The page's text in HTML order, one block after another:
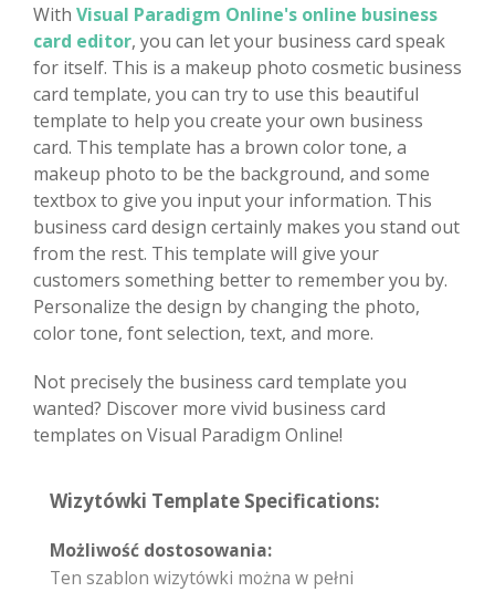
With Visual Paradigm Online's online business
card editor, you can let your business card speak
for itself. This is a makeup photo cosmetic business
card template, you can try to use this beautiful
template to help you create your own business
card. This template has a brown color tone, a
makeup photo to be the background, and some
textbox to give you input your information. This
business card design certainly makes you stand out
from the rest. This template will give your
customers something better to remember you by.
Personalize the design by changing the photo,
color tone, font selection, text, and more.
Not precisely the business card template you
wanted? Discover more vivid business card
templates on Visual Paradigm Online!
Wizytówki Template Specifications:
Możliwość dostosowania:
Ten szablon wizytówki można w pełni